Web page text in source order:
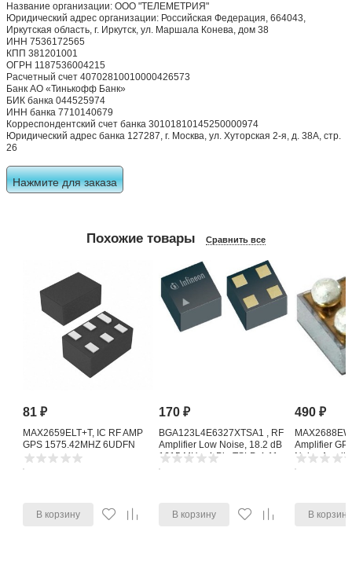
Название организации: ООО "ТЕЛЕМЕТРИЯ"
Юридический адрес организации: Российская Федерация, 664043,
Иркутская область, г. Иркутск, ул. Маршала Конева, дом 38
ИНН 7536172565
КПП 381201001
ОГРН 1187536004215
Расчетный счет 40702810010000426573
Банк АО «Тинькофф Банк»
БИК банка 044525974
ИНН банка 7710140679
Корреспондентский счет банка 30101810145250000974
Юридический адрес банка 127287, г. Москва, ул. Хуторская 2-я, д. 38А, стр.
26
Нажмите для заказа
Похожие товары Сравнить все
81₽
MAX2659ELT+T, IC RF AMP
GPS 1575.42MHZ 6UDFN
В корзину
170₽
BGA123L4E6327XTSA1 , RF
Amplifier Low Noise, 18.2 dB
1615 MHz, 4-Pin TSLP-4-11
В корзину
490₽
Amplifier
Noise
В корзину